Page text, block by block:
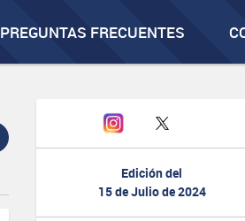
PREGUNTAS FRECUENTES
Edición del
15 de Julio de 2024